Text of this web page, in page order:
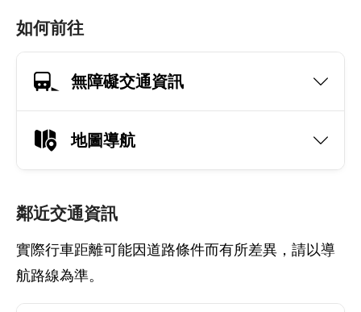
如何前往
無障礙交通資訊
地圖導航
鄰近交通資訊
實際行車距離可能因道路條件而有所差異，請以導
航路線為準。